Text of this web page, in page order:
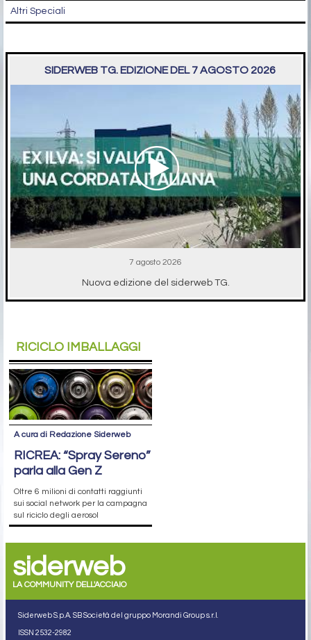
Altri Speciali
SIDERWEB TG. EDIZIONE DEL 7 AGOSTO 2026
7 agosto 2026
Nuova edizione del siderweb TG.
RICICLO IMBALLAGGI
A cura di Redazione Siderweb
RICREA: “Spray Sereno”
parla alla Gen Z
Oltre 6 milioni di contatti raggiunti
sui social network per la campagna
sul riciclo degli aerosol
siderweb
LA COMMUNITY DELL'ACCIAIO
Siderweb S.p.A. SB Società del gruppo Morandi Group s.r.l.
ISSN 2532-2982